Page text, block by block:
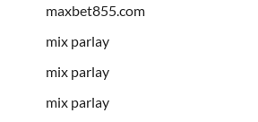
maxbet855.com
mix parlay
mix parlay
mix parlay